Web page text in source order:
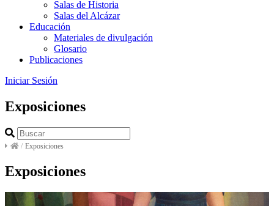
Salas de Historia
Salas del Alcázar
Educación
Materiales de divulgación
Glosario
Publicaciones
Iniciar Sesión
Exposiciones
/ Exposiciones
Exposiciones